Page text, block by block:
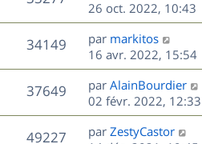
e
s
a
g
e
m
e
s
s
a
g
e
e
r
m
e
s
s
a
g
u
s
e
r
n
i
e
r
m
e
s
26 oct. 2022, 10:43
34149V
u
s
D
e
r
n
i
e
r
par markitos
16 avr. 2022, 15:54
37649V
u
D
e
r
n
par AlainBourdier
02 févr. 2022, 12:33
49227V
D
par ZestyCastor